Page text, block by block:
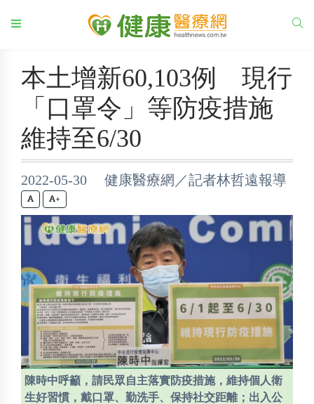
本土增新60,103例 現行
「口罩令」等防疫措施
維持至6/30
2022-05-30 健康醫療網／記者林哲遠報導
+
陳時中呼籲，請民眾自主落實防疫措施，維持個人衛
生好習慣，戴口罩、勤洗手、保持社交距離；出入公